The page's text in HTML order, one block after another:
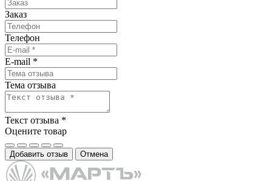
Заказ
Телефон
E-mail *
Тема отзыва
Текст отзыва *
Оцените товар
Добавить отзыв Отмена